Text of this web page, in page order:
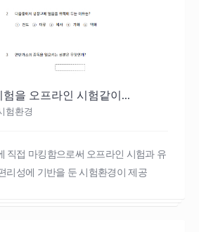
험을 오프라인 시험같이...
험환경
직접 마킹함으로써 오프라인 시험과 유
리성에 기반을 둔 시험환경이 제공